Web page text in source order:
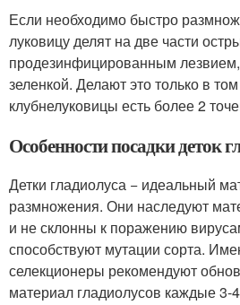
Если необходимо быстро
луковицу делят на две части
продезинфицированным
зеленкой. Делают это только в
клубнелуковицы есть более 2
Особенности посадки деток
Детки гладиолуса − идеальный
размножения. Они наследуют
и не склонны к поражению
способствуют мутации сорта.
селекционеры рекомендуют
материал гладиолусов каждые 3-